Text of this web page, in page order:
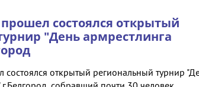
состоялся открытый
"День армрестлинга
открытый региональный турнир